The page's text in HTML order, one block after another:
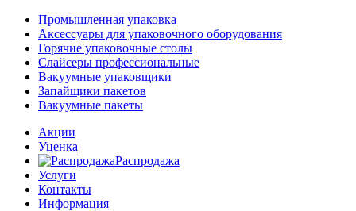
Промышленная упаковка
Аксессуары для упаковочного оборудования
Горячие упаковочные столы
Слайсеры профессиональные
Вакуумные упаковщики
Запайщики пакетов
Вакуумные пакеты
Акции
Уценка
Распродажа
Услуги
Контакты
Информация